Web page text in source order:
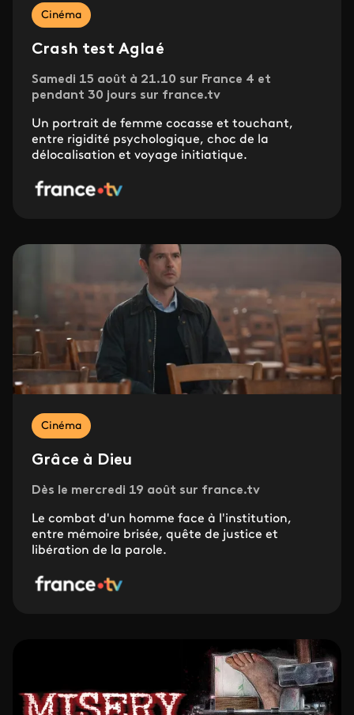
Cinéma
Crash test Aglaé
Samedi 15 août à 21.10 sur France 4 et
pendant 30 jours sur france.tv
Un portrait de femme cocasse et touchant,
entre rigidité psychologique, choc de la
délocalisation et voyage initiatique.
Cinéma
Grâce à Dieu
Dès le mercredi 19 août sur france.tv
Le combat d'un homme face à l'institution,
entre mémoire brisée, quête de justice et
libération de la parole.